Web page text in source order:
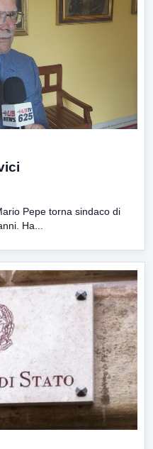
Pepe torna sindaco di
Ha...